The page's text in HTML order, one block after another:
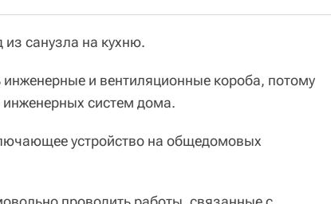
санузла на кухню.
и вентиляционные короба, потому
инженерных систем дома.
устройство на общедомовых